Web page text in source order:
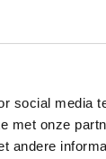
social media
met onze
andere